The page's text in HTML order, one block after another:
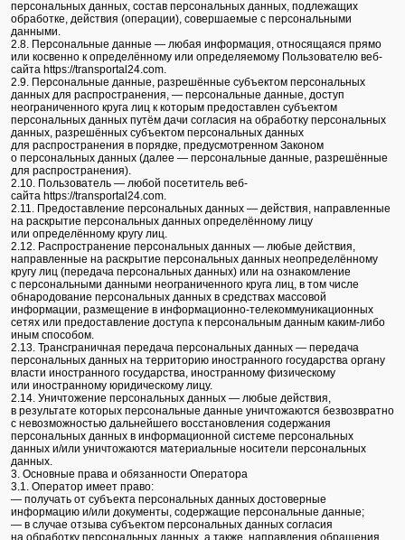
персональных данных, состав персональных данных, подлежащих
обработке, действия (операции), совершаемые с персональными
данными.
2.8. Персональные данные — любая информация, относящаяся прямо
или косвенно к определённому или определяемому Пользователю веб-
сайта https://transportal24.com.
2.9. Персональные данные, разрешённые субъектом персональных
данных для распространения, — персональные данные, доступ
неограниченного круга лиц к которым предоставлен субъектом
персональных данных путём дачи согласия на обработку персональных
данных, разрешённых субъектом персональных данных
для распространения в порядке, предусмотренном Законом
о персональных данных (далее — персональные данные, разрешённые
для распространения).
2.10. Пользователь — любой посетитель веб-
сайта https://transportal24.com.
2.11. Предоставление персональных данных — действия, направленные
на раскрытие персональных данных определённому лицу
или определённому кругу лиц.
2.12. Распространение персональных данных — любые действия,
направленные на раскрытие персональных данных неопределённому
кругу лиц (передача персональных данных) или на ознакомление
с персональными данными неограниченного круга лиц, в том числе
обнародование персональных данных в средствах массовой
информации, размещение в информационно-телекоммуникационных
сетях или предоставление доступа к персональным данным каким‑либо
иным способом.
2.13. Трансграничная передача персональных данных — передача
персональных данных на территорию иностранного государства органу
власти иностранного государства, иностранному физическому
или иностранному юридическому лицу.
2.14. Уничтожение персональных данных — любые действия,
в результате которых персональные данные уничтожаются безвозвратно
с невозможностью дальнейшего восстановления содержания
персональных данных в информационной системе персональных
данных и/или уничтожаются материальные носители персональных
данных.
3. Основные права и обязанности Оператора
3.1. Оператор имеет право:
— получать от субъекта персональных данных достоверные
информацию и/или документы, содержащие персональные данные;
— в случае отзыва субъектом персональных данных согласия
на обработку персональных данных, а также, направления обращения